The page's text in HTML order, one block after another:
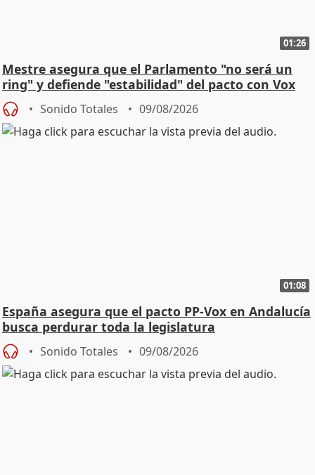
01:26
Mestre asegura que el Parlamento "no será un
ring" y defiende "estabilidad" del pacto con Vox
Sonido Totales 09/08/2026
01:08
España asegura que el pacto PP-Vox en Andalucía
busca perdurar toda la legislatura
Sonido Totales 09/08/2026